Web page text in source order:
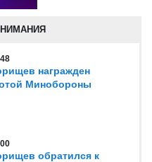
награжден
Минобороны
обратился к